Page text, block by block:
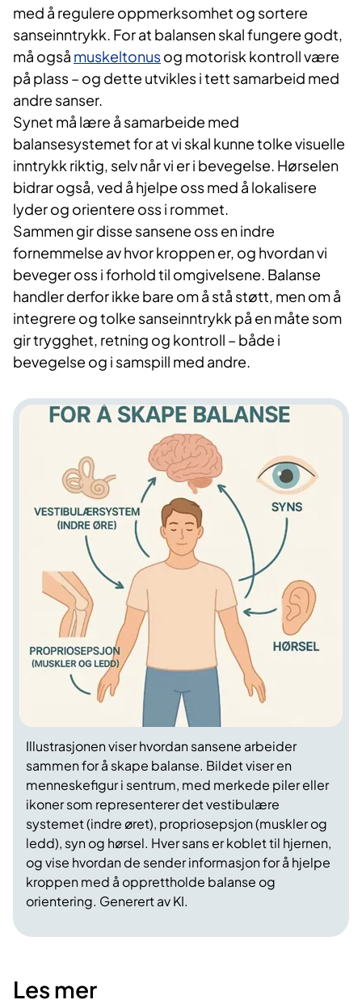
med å regulere oppmerksomhet og sortere
sanseinntrykk. For at balansen skal fungere godt,
må også muskeltonusog motorisk kontroll være
på plass – og dette utvikles i tett samarbeid med
andre sanser.
Synet må lære å samarbeide med
balansesystemet for at vi skal kunne tolke visuelle
inntrykk riktig, selv når vi er i bevegelse. Hørselen
bidrar også, ved å hjelpe oss med å lokalisere
lyder og orientere oss i rommet.
Sammen gir disse sansene oss en indre
fornemmelse av hvor kroppen er, og hvordan vi
beveger oss i forhold til omgivelsene. Balanse
handler derfor ikke bare om å stå støtt, men om å
integrere og tolke sanseinntrykk på en måte som
gir trygghet, retning og kontroll – både i
bevegelse og i samspill med andre.
Illustrasjonen viser hvordan sansene arbeider
sammen for å skape balanse. Bildet viser en
menneskefigur i sentrum, med merkede piler eller
ikoner som representerer det vestibulære
systemet (indre øret), propriosepsjon (muskler og
ledd), syn og hørsel. Hver sans er koblet til hjernen,
og vise hvordan de sender informasjon for å hjelpe
kroppen med å opprettholde balanse og
orientering. Generert av KI.
Les mer